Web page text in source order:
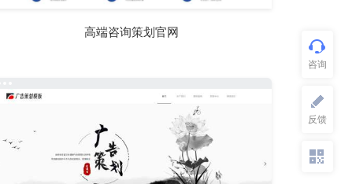
高端咨询策划官网